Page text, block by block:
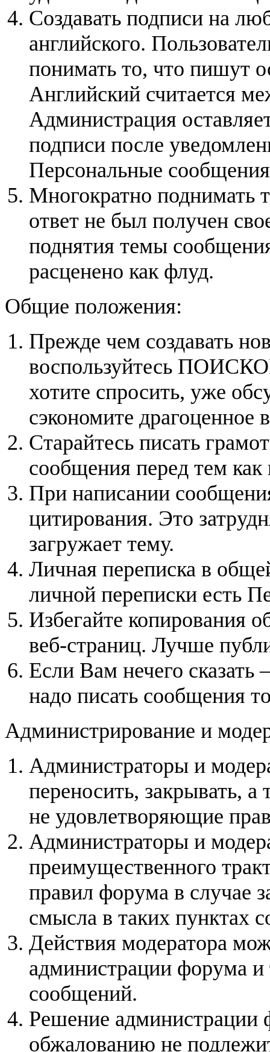
Создавать подписи на
английского.
понимать то, что пишут
Английский считается
Администрация
подписи после
Персональные
Многократно поднимать
ответ не был получен
поднятия темы
расценено как флуд.
Общие положения:
Прежде чем создавать
воспользуйтесь
хотите спросить, уже
сэкономите драгоценное
Старайтесь писать
сообщения перед тем как
При написании
цитирования. Это
загружает тему.
Личная переписка в
личной переписки есть
Избегайте копирования
веб-страниц. Лучше
Если Вам нечего
надо писать сообщения
Администрирование и
Администраторы и
переносить, закрывать,
не удовлетворяющие
Администраторы и
преимущественного
правил форума в случае
смысла в таких пунктах
Действия модератора
администрации форума и
сообщений.
Решение администрации
обжалованию не